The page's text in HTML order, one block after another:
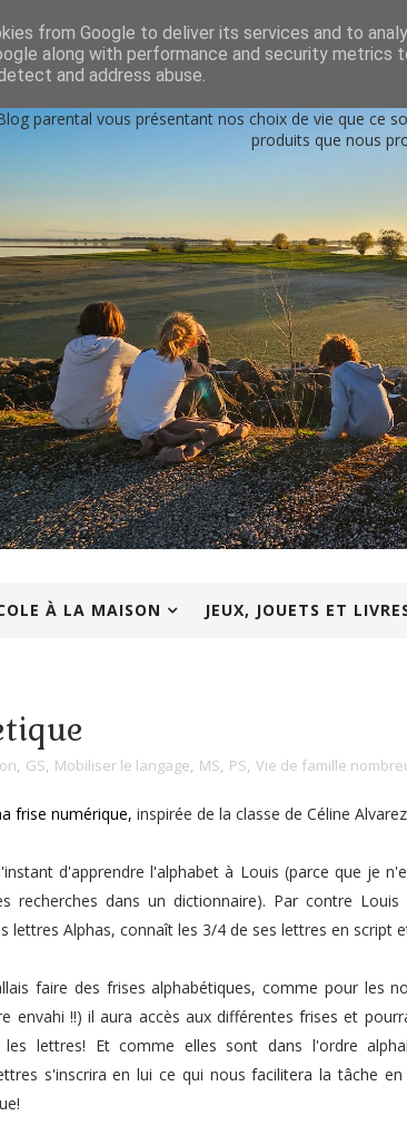
Petits
parental vous présentant nos choix de vie que ce
produits que nous
À LA MAISON JEUX, JOUETS ET
, GS, Mobiliser le langage, MS, PS, Vie de famille
frise numérique, inspirée de la classe de Céline
d'apprendre l'alphabet à Louis (parce que je
recherches dans un dictionnaire). Par contre
lettres Alphas, connaît les 3/4 de ses lettres en script
faire des frises alphabétiques, comme pour les
envahi !!) il aura accès aux différentes frises et
lettres! Et comme elles sont dans l'ordre
s'inscrira en lui ce qui nous facilitera la tâche
from Google to deliver its services and to
along with performance and security metrics
and address abuse.